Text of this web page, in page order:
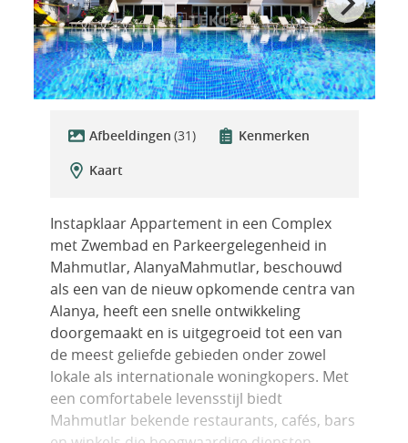
Afbeeldingen (31)
Kenmerken
Kaart
Instapklaar Appartement in een Complex
met Zwembad en Parkeergelegenheid in
Mahmutlar, AlanyaMahmutlar, beschouwd
als een van de nieuw opkomende centra van
Alanya, heeft een snelle ontwikkeling
doorgemaakt en is uitgegroeid tot een van
de meest geliefde gebieden onder zowel
lokale als internationale woningkopers. Met
een comfortabele levensstijl biedt
Mahmutlar bekende restaurants, cafés, bars